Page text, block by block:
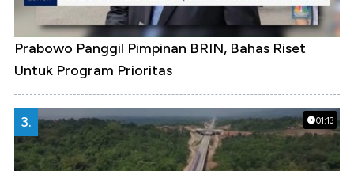
Prabowo Panggil Pimpinan BRIN, Bahas Riset
Untuk Program Prioritas
01:13
3.